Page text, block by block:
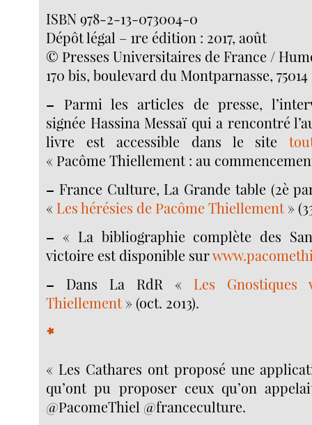
ISBN 978-2-13-073004-0
Dépôt légal – 1re édition : 2017, août
© Presses Universitaires de France /
170 bis, boulevard du Montparnasse,
– Parmi les articles de presse,
signée Hassina Messaï qui a rencontré
livre est accessible dans le site
« Pacôme Thiellement : au
– France Culture, La Grande table (2è
« Les hérésies de Pacôme Thiellement»
– « La bibliographie complète des
victoire est disponible sur
– Dans La RdR « Les Gnostiques
Thiellement» (oct. 2013).
*
« Les Cathares ont proposé une
qu’ont pu proposer ceux qu’on
@PacomeThiel @franceculture.